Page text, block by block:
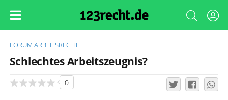
FORUM ARBEITSRECHT
Schlechtes Arbeitszeugnis?
0